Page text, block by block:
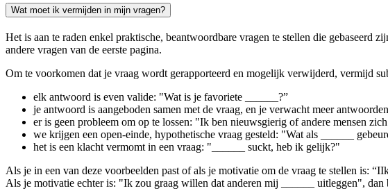
Wat moet ik vermijden in mijn vragen?
Het is aan te raden enkel praktische, beantwoordbare vragen te stellen die
andere vragen van de eerste pagina.
Om te voorkomen dat je vraag wordt gerapporteerd en mogelijk verwijderd, vermijd
elk antwoord is even valide: "Wat is je favoriete ______?”
je antwoord is aangeboden samen met de vraag, en je verwacht meer
er is geen probleem om op te lossen: "Ik ben nieuwsgierig of andere mensen
we krijgen een open-einde, hypothetische vraag gesteld: "Wat als ______
het is een klacht vermomt in een vraag: "______ suckt, heb ik gelijk?"
Als je in een van deze voorbeelden past of als je motivatie om de vraag te stellen is:
Als je motivatie echter is: "Ik zou graag willen dat anderen mij ______ uitleggen",